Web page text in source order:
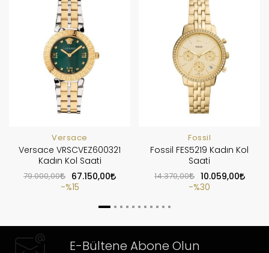
Versace
Versace VRSCVEZ600321
Kadın Kol Saati
79.000,00
67.150,00
%15
Fossil
Fossil FES5219 Kadın Kol
Saati
14.370,00
10.059,00
%30
E-Bültene Abone Olun